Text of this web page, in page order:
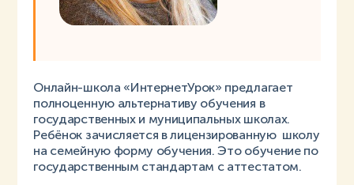
Онлайн-школа «ИнтернетУрок» предлагает
полноценную альтернативу обучения в
государственных и муниципальных школах.
Ребёнок зачисляется в лицензированную школу
на семейную форму обучения. Это обучение по
государственным стандартам с аттестатом.